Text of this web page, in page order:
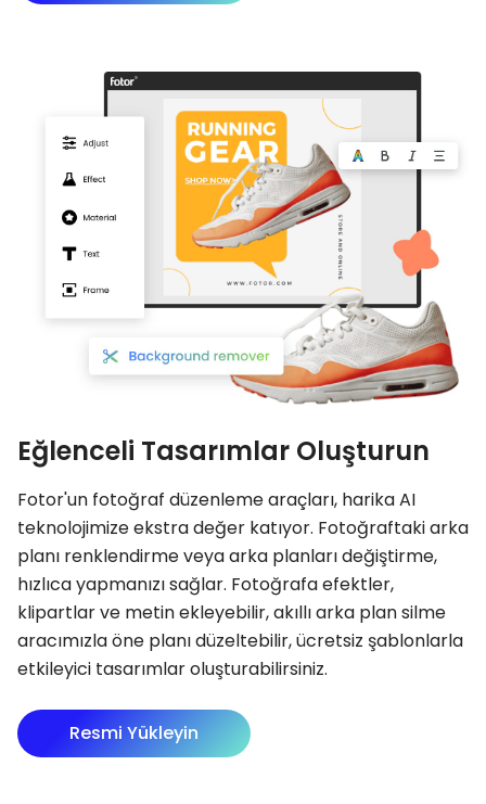
Eğlenceli Tasarımlar Oluşturun
Fotor'un fotoğraf düzenleme araçları, harika AI
teknolojimize ekstra değer katıyor. Fotoğraftaki arka
planı renklendirme veya arka planları değiştirme,
hızlıca yapmanızı sağlar. Fotoğrafa efektler,
klipartlar ve metin ekleyebilir, akıllı arka plan silme
aracımızla öne planı düzeltebilir, ücretsiz şablonlarla
etkileyici tasarımlar oluşturabilirsiniz.
Resmi Yükleyin